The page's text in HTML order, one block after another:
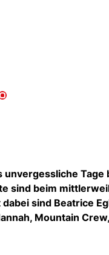
unvergessliche
sind beim
sind Beatrice
Mountain